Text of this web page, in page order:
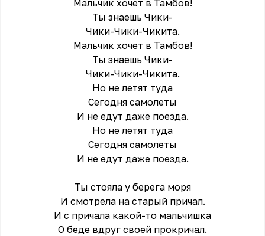
Мальчик хочет в Тамбов!
Ты знаешь Чики-
Чики-Чики-Чикита.
Мальчик хочет в Тамбов!
Ты знаешь Чики-
Чики-Чики-Чикита.
Но не летят туда
Сегодня самолеты
И не едут даже поезда.
Но не летят туда
Сегодня самолеты
И не едут даже поезда.
Ты стояла у берега моря
И смотрела на старый причал.
И с причала какой-то мальчишка
О беде вдруг своей прокричал.